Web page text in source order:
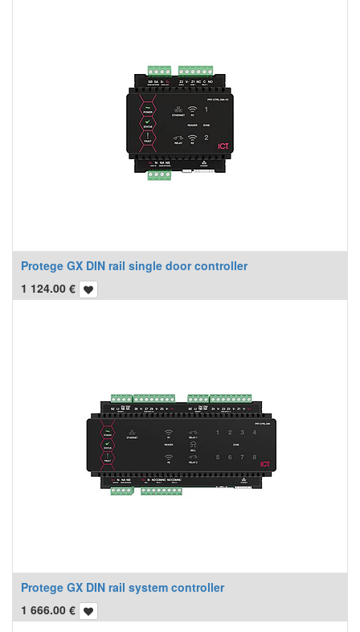
Protege GX DIN rail single door controller
1 124.00 €
Protege GX DIN rail system controller
1 666.00 €